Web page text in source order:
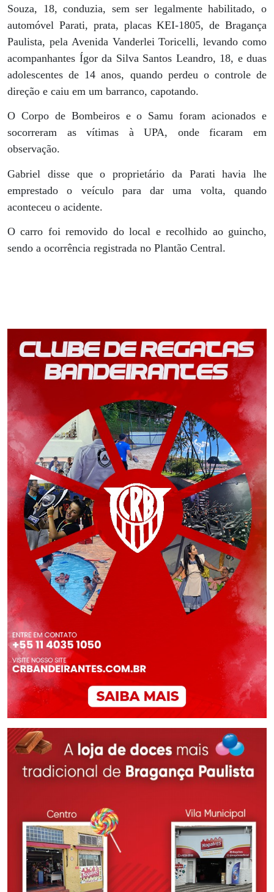
Souza, 18, conduzia, sem ser legalmente habilitado, o
automóvel Parati, prata, placas KEI-1805, de Bragança
Paulista, pela Avenida Vanderlei Toricelli, levando como
acompanhantes Ígor da Silva Santos Leandro, 18, e duas
adolescentes de 14 anos, quando perdeu o controle de
direção e caiu em um barranco, capotando.
O Corpo de Bombeiros e o Samu foram acionados e
socorreram as vítimas à UPA, onde ficaram em
observação.
Gabriel disse que o proprietário da Parati havia lhe
emprestado o veículo para dar uma volta, quando
aconteceu o acidente.
O carro foi removido do local e recolhido ao guincho,
sendo a ocorrência registrada no Plantão Central.